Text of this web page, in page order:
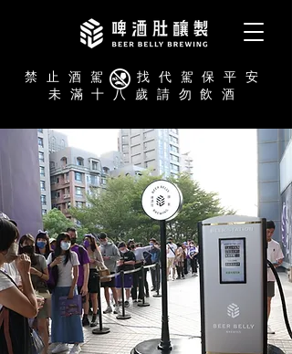
禁止酒駕 找代駕保平安
未滿十八歲請勿飲酒